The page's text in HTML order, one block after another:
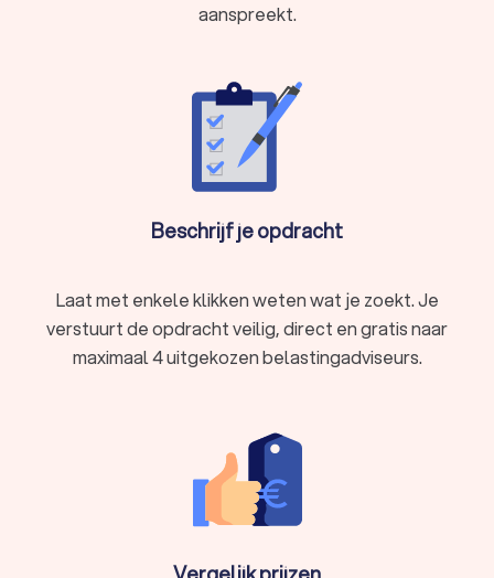
aanspreekt.
Beschrijf je opdracht
Laat met enkele klikken weten wat je zoekt. Je
verstuurt de opdracht veilig, direct en gratis naar
maximaal 4 uitgekozen belastingadviseurs.